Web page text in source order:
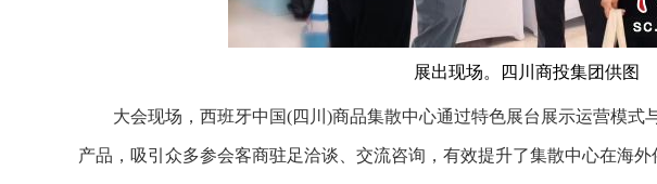
展出现场。四川商投集团供图
大会现场，西班牙中国(四川)商品集散中心通过特色展台展示运营模式
产品，吸引众多参会客商驻足洽谈、交流咨询，有效提升了集散中心在海